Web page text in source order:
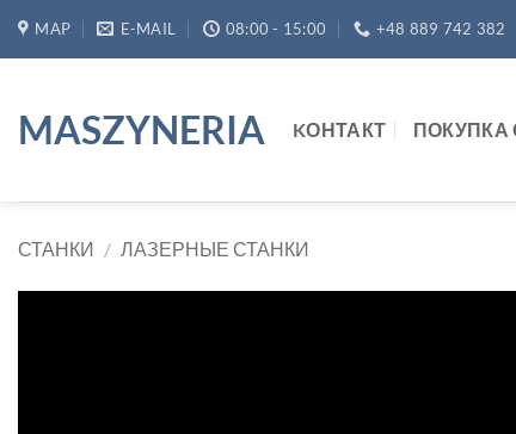
MAP E-MAIL 08:00 - 15:00 +48 889 742 382
MASZYNERIA KОНТАКТ ПОКУПКА
СТАНКИ / ЛАЗЕРНЫЕ СТАНКИ